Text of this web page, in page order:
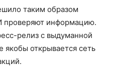
таким образом
проверяют информацию.
релиз с выдуманной
якобы открывается сеть